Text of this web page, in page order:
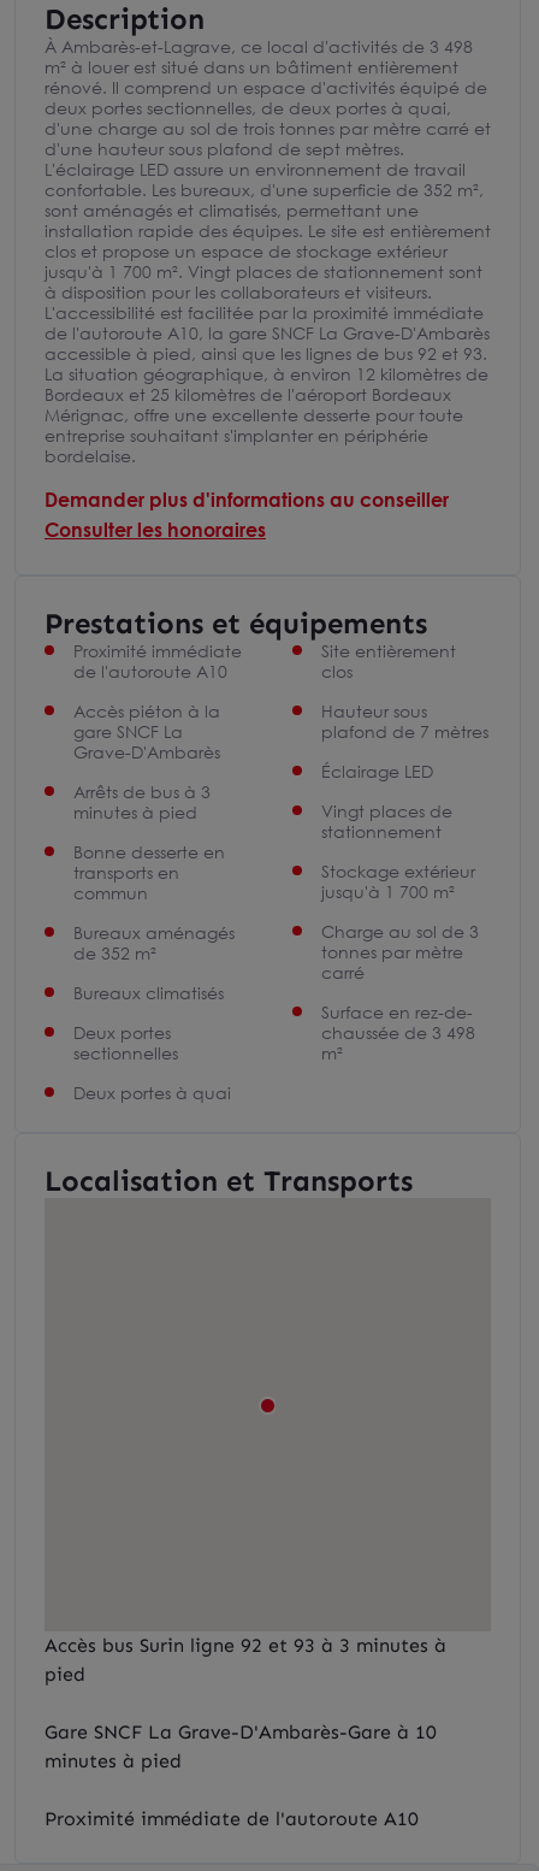
Description
À Ambarès-et-Lagrave, ce local d'activités de 3 498
m² à louer est situé dans un bâtiment entièrement
rénové. Il comprend un espace d'activités équipé de
deux portes sectionnelles, de deux portes à quai,
d'une charge au sol de trois tonnes par mètre carré et
d'une hauteur sous plafond de sept mètres.
L'éclairage LED assure un environnement de travail
confortable. Les bureaux, d'une superficie de 352 m²,
sont aménagés et climatisés, permettant une
installation rapide des équipes. Le site est entièrement
clos et propose un espace de stockage extérieur
jusqu'à 1 700 m². Vingt places de stationnement sont
à disposition pour les collaborateurs et visiteurs.
L'accessibilité est facilitée par la proximité immédiate
de l'autoroute A10, la gare SNCF La Grave-D'Ambarès
accessible à pied, ainsi que les lignes de bus 92 et 93.
La situation géographique, à environ 12 kilomètres de
Bordeaux et 25 kilomètres de l'aéroport Bordeaux
Mérignac, offre une excellente desserte pour toute
entreprise souhaitant s'implanter en périphérie
bordelaise.
Demander plus d'informations au conseiller
Consulter les honoraires
Prestations et équipements
Proximité immédiate
de l'autoroute A10
Accès piéton à la
gare SNCF La
Grave-D'Ambarès
Arrêts de bus à 3
minutes à pied
Bonne desserte en
transports en
commun
Bureaux aménagés
de 352 m²
Bureaux climatisés
Deux portes
sectionnelles
Deux portes à quai
Site entièrement
clos
Hauteur sous
plafond de 7 mètres
Éclairage LED
Vingt places de
stationnement
Stockage extérieur
jusqu'à 1 700 m²
Charge au sol de 3
tonnes par mètre
carré
Surface en rez-de-
chaussée de 3 498
m²
Localisation et Transports
Accès bus Surin ligne 92 et 93 à 3 minutes à
pied
Gare SNCF La Grave-D'Ambarès-Gare à 10
minutes à pied
Proximité immédiate de l'autoroute A10